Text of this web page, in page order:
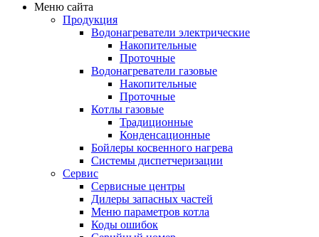
Меню сайта
Продукция
Водонагреватели электрические
Накопительные
Проточные
Водонагреватели газовые
Накопительные
Проточные
Котлы газовые
Традиционные
Конденсационные
Бойлеры косвенного нагрева
Системы диспетчеризации
Сервис
Сервисные центры
Дилеры запасных частей
Меню параметров котла
Коды ошибок